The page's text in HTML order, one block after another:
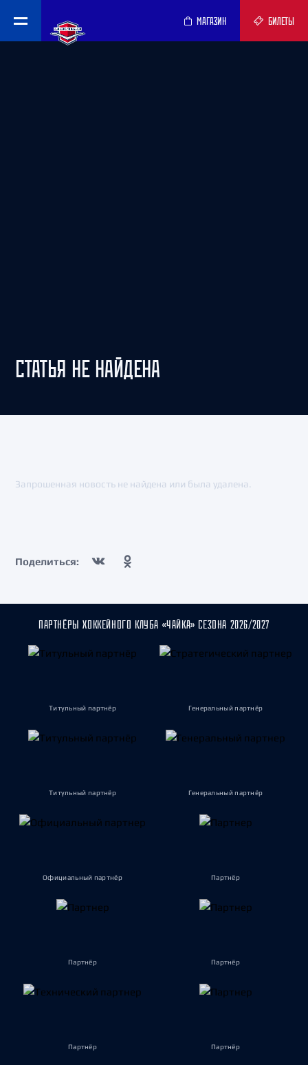
МАГАЗИН БИЛЕТЫ
СТАТЬЯ НЕ НАЙДЕНА
Запрошенная новость не найдена или была удалена.
Поделиться:
ПАРТНЁРЫ ХОККЕЙНОГО КЛУБА «ЧАЙКА» СЕЗОНА 2026/2027
Титульный партнёр Генеральный партнёр
Титульный партнёр Генеральный партнёр
Официальный партнёр Партнёр
Партнёр Партнёр
Партнёр Партнёр